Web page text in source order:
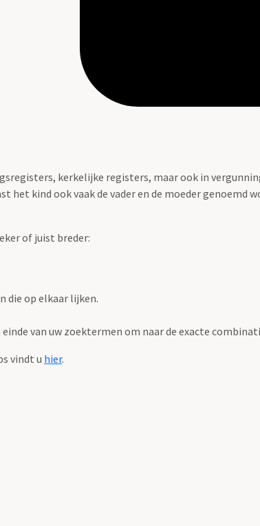
kerkelijke registers, maar ook in
kind ook vaak de vader en de moeder genoemd
of juist breder:
die op elkaar lijken.
van uw zoektermen om naar de exacte
vindt u hier.